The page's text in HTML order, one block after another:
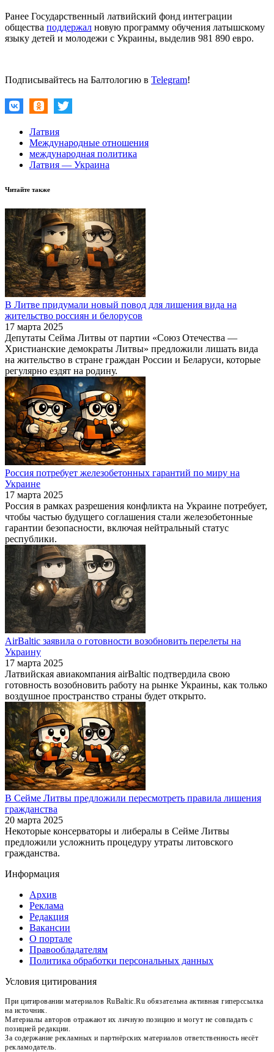
Ранее Государственный латвийский фонд интеграции
общества поддержал новую программу обучения латышскому
языку детей и молодежи с Украины, выделив 981 890 евро.
Подписывайтесь на Балтологию в Telegram!
Латвия
Международные отношения
международная политика
Латвия — Украина
Читайте также
В Литве придумали новый повод для лишения вида на
жительство россиян и белорусов
17 марта 2025
Депутаты Сейма Литвы от партии «Союз Отечества —
Христианские демократы Литвы» предложили лишать вида
на жительство в стране граждан России и Беларуси, которые
регулярно ездят на родину.
Россия потребует железобетонных гарантий по миру на
Украине
17 марта 2025
Россия в рамках разрешения конфликта на Украине потребует,
чтобы частью будущего соглашения стали железобетонные
гарантии безопасности, включая нейтральный статус
республики.
AirBaltic заявила о готовности возобновить перелеты на
Украину
17 марта 2025
Латвийская авиакомпания airBaltic подтвердила свою
готовность возобновить работу на рынке Украины, как только
воздушное пространство страны будет открыто.
В Сейме Литвы предложили пересмотреть правила лишения
гражданства
20 марта 2025
Некоторые консерваторы и либералы в Сейме Литвы
предложили усложнить процедуру утраты литовского
гражданства.
Информация
Архив
Реклама
Редакция
Вакансии
О портале
Правообладателям
Политика обработки персональных данных
Условия цитирования
При цитировании материалов RuBaltic.Ru обязательна активная гиперссылка
на источник.
Материалы авторов отражают их личную позицию и могут не совпадать с
позицией редакции.
За содержание рекламных и партнёрских материалов ответственность несёт
рекламодатель.